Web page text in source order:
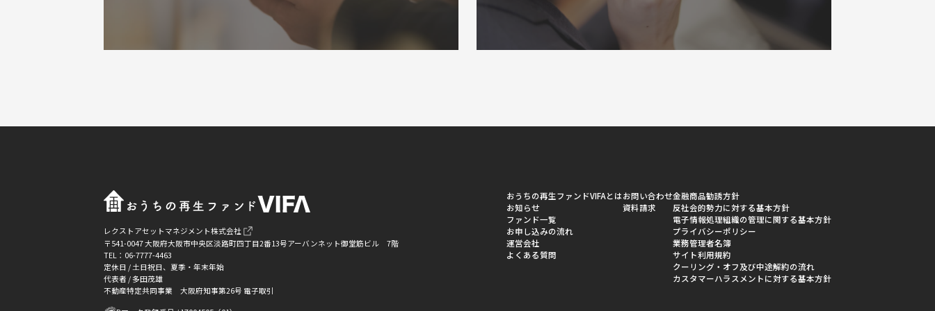
レクストアセットマネジメント株式会社
〒541-0047 大阪府大阪市中央区淡路町四丁目2番13号アーバンネット御堂筋ビル 7階
TEL：06-7777-4463
定休日 / 土日祝日、夏季・年末年始
代表者 / 多田茂雄
不動産特定共同事業 大阪府知事第26号 電子取引
おうちの再生ファンドVIFAとは
お知らせ
ファンド一覧
お申し込みの流れ
運営会社
よくある質問
お問い合わせ
資料請求
金融商品勧誘方針
反社会的勢力に対する基本方針
電子情報処理組織の管理に関する基本方針
プライバシーポリシー
業務管理者名簿
サイト利用規約
クーリング・オフ及び中途解約の流れ
カスタマーハラスメントに対する基本方針